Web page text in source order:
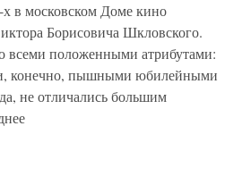
в московском Доме кино
Борисовича Шкловского.
всеми положенными атрибутами:
конечно, пышными юбилейными
не отличались большим